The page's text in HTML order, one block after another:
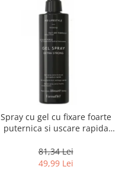
Spray cu gel cu fixare foarte
puternica si uscare rapida
Spray, 220 ml
81,34 Lei
49,99 Lei